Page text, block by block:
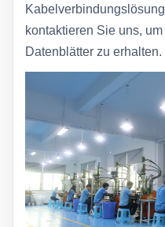
kontaktieren Sie uns,
Datenblätter zu erhalten.